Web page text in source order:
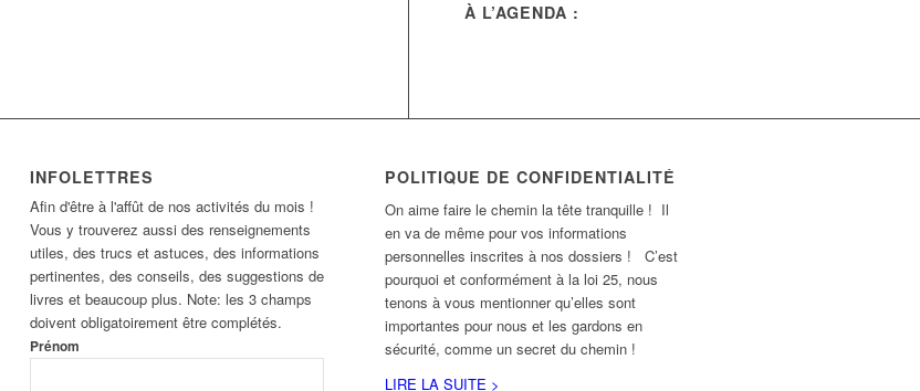
À L’AGENDA :
INFOLETTRES
Afin d'être à l'affût de nos activités du mois !
Vous y trouverez aussi des renseignements
utiles, des trucs et astuces, des informations
pertinentes, des conseils, des suggestions de
livres et beaucoup plus. Note: les 3 champs
doivent obligatoirement être complétés.
Prénom
POLITIQUE DE CONFIDENTIALITÉ
On aime faire le chemin la tête tranquille ! Il
en va de même pour vos informations
personnelles inscrites à nos dossiers ! C’est
pourquoi et conformément à la loi 25, nous
tenons à vous mentionner qu’elles sont
importantes pour nous et les gardons en
sécurité, comme un secret du chemin !
LIRE LA SUITE >